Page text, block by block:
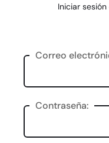
Iniciar
Correo
Contraseña: